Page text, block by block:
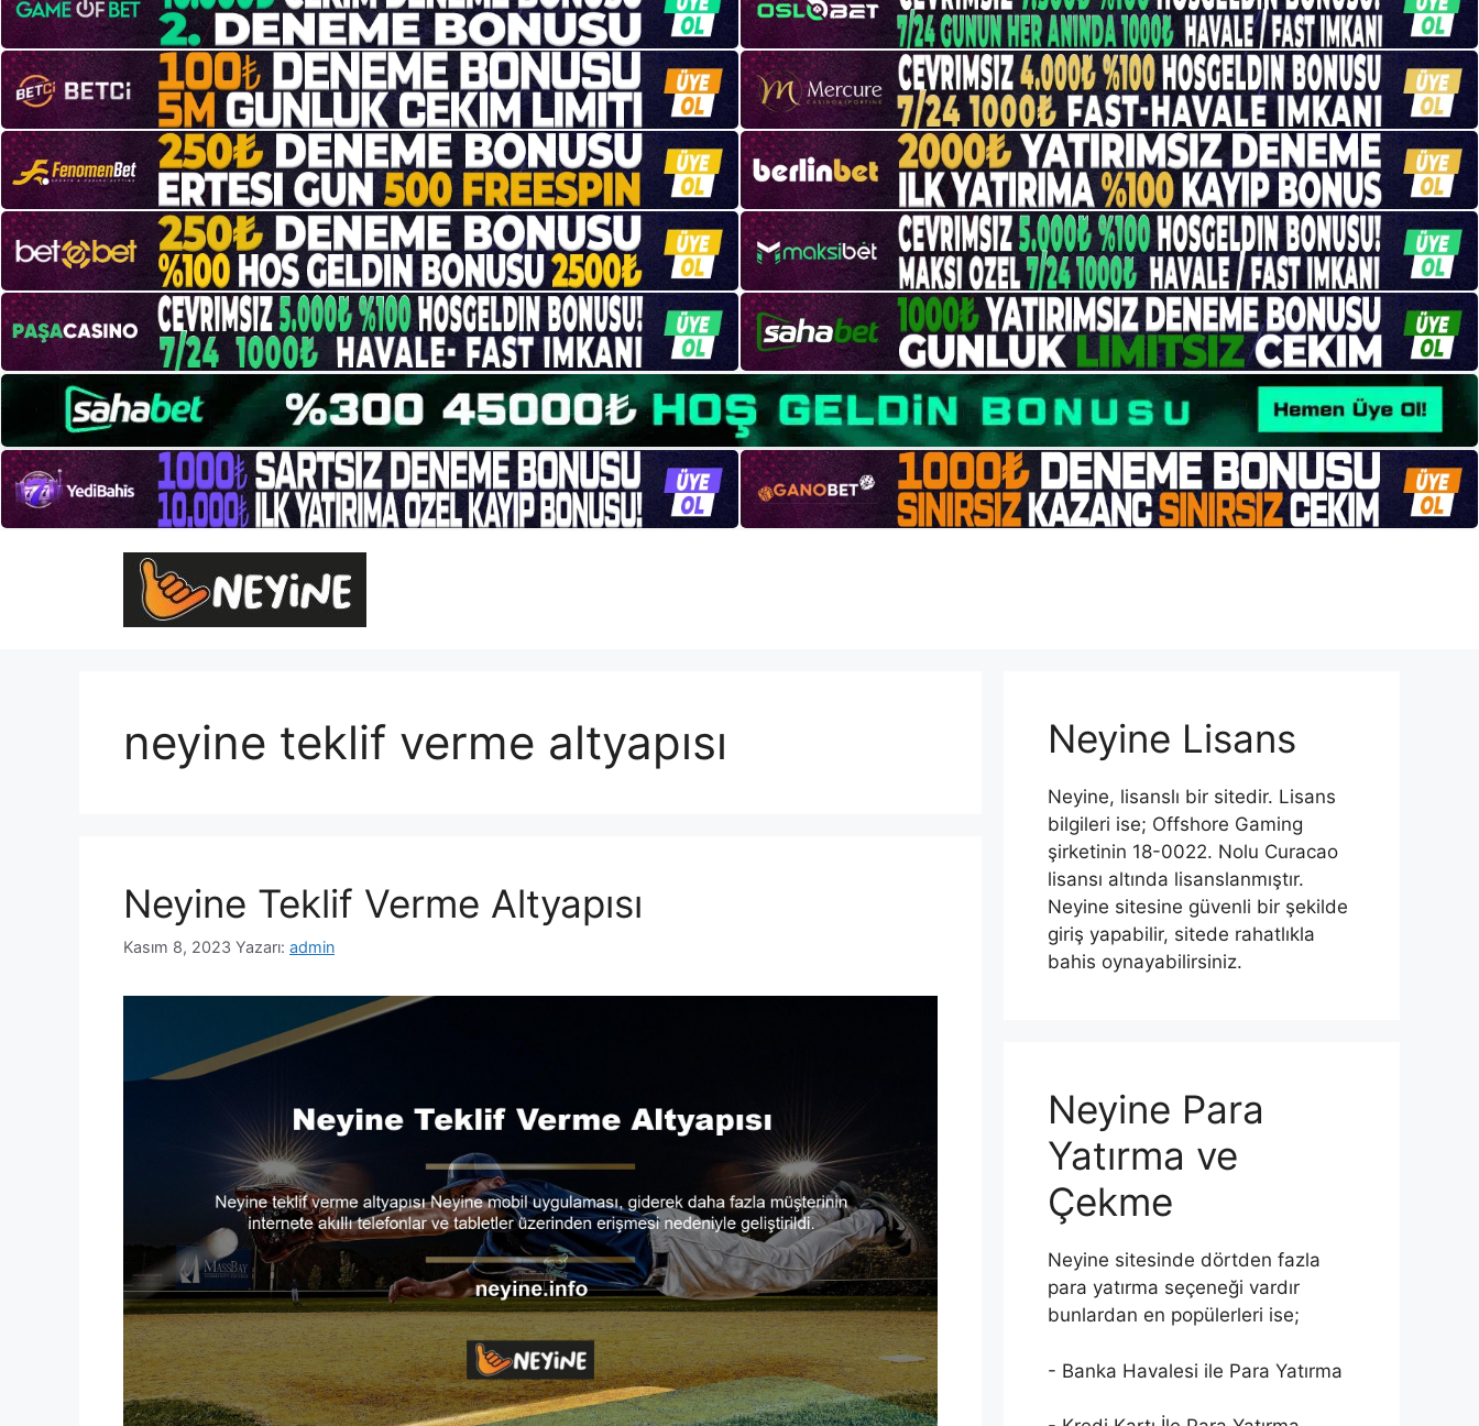
neyine teklif verme altyapısı
Neyine Teklif Verme Altyapısı
Kasım 8, 2023 Yazarı: admin
Neyine Lisans
Neyine, lisanslı bir sitedir. Lisans
bilgileri ise; Offshore Gaming
şirketinin 18-0022. Nolu Curacao
lisansı altında lisanslanmıştır.
Neyine sitesine güvenli bir şekilde
giriş yapabilir, sitede rahatlıkla
bahis oynayabilirsiniz.
Neyine Para
Yatırma ve
Çekme
Neyine sitesinde dörtden fazla
para yatırma seçeneği vardır
bunlardan en popülerleri ise;
- Banka Havalesi ile Para Yatırma